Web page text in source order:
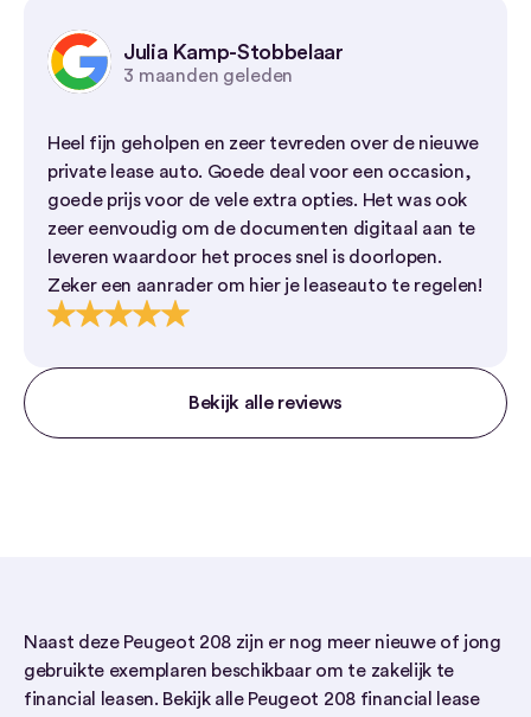
Bekijk alle reviews
Julia Kamp-Stobbelaar
3 maanden geleden
Heel fijn geholpen en zeer tevreden over de nieuwe
private lease auto. Goede deal voor een occasion,
goede prijs voor de vele extra opties. Het was ook
zeer eenvoudig om de documenten digitaal aan te
leveren waardoor het proces snel is doorlopen.
Zeker een aanrader om hier je leaseauto te regelen!
Naast deze Peugeot 208 zijn er nog meer nieuwe of jong
gebruikte exemplaren beschikbaar om te zakelijk te
financial leasen. Bekijk alle Peugeot 208 financial lease